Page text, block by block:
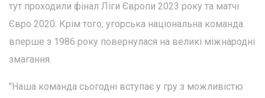
тут проходили фінал Ліги Європи 2023 року та матчі
Євро 2020. Крім того, угорська національна команда
вперше з 1986 року повернулася на великі міжнародні
змагання.
"Наша команда сьогодні вступає у гру з можливістю